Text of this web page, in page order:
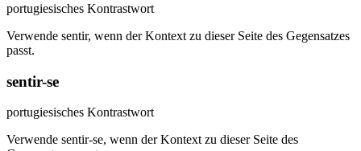
portugiesisches Kontrastwort
Verwende sentir, wenn der Kontext zu dieser Seite des Gegensatzes
passt.
sentir-se
portugiesisches Kontrastwort
Verwende sentir-se, wenn der Kontext zu dieser Seite des